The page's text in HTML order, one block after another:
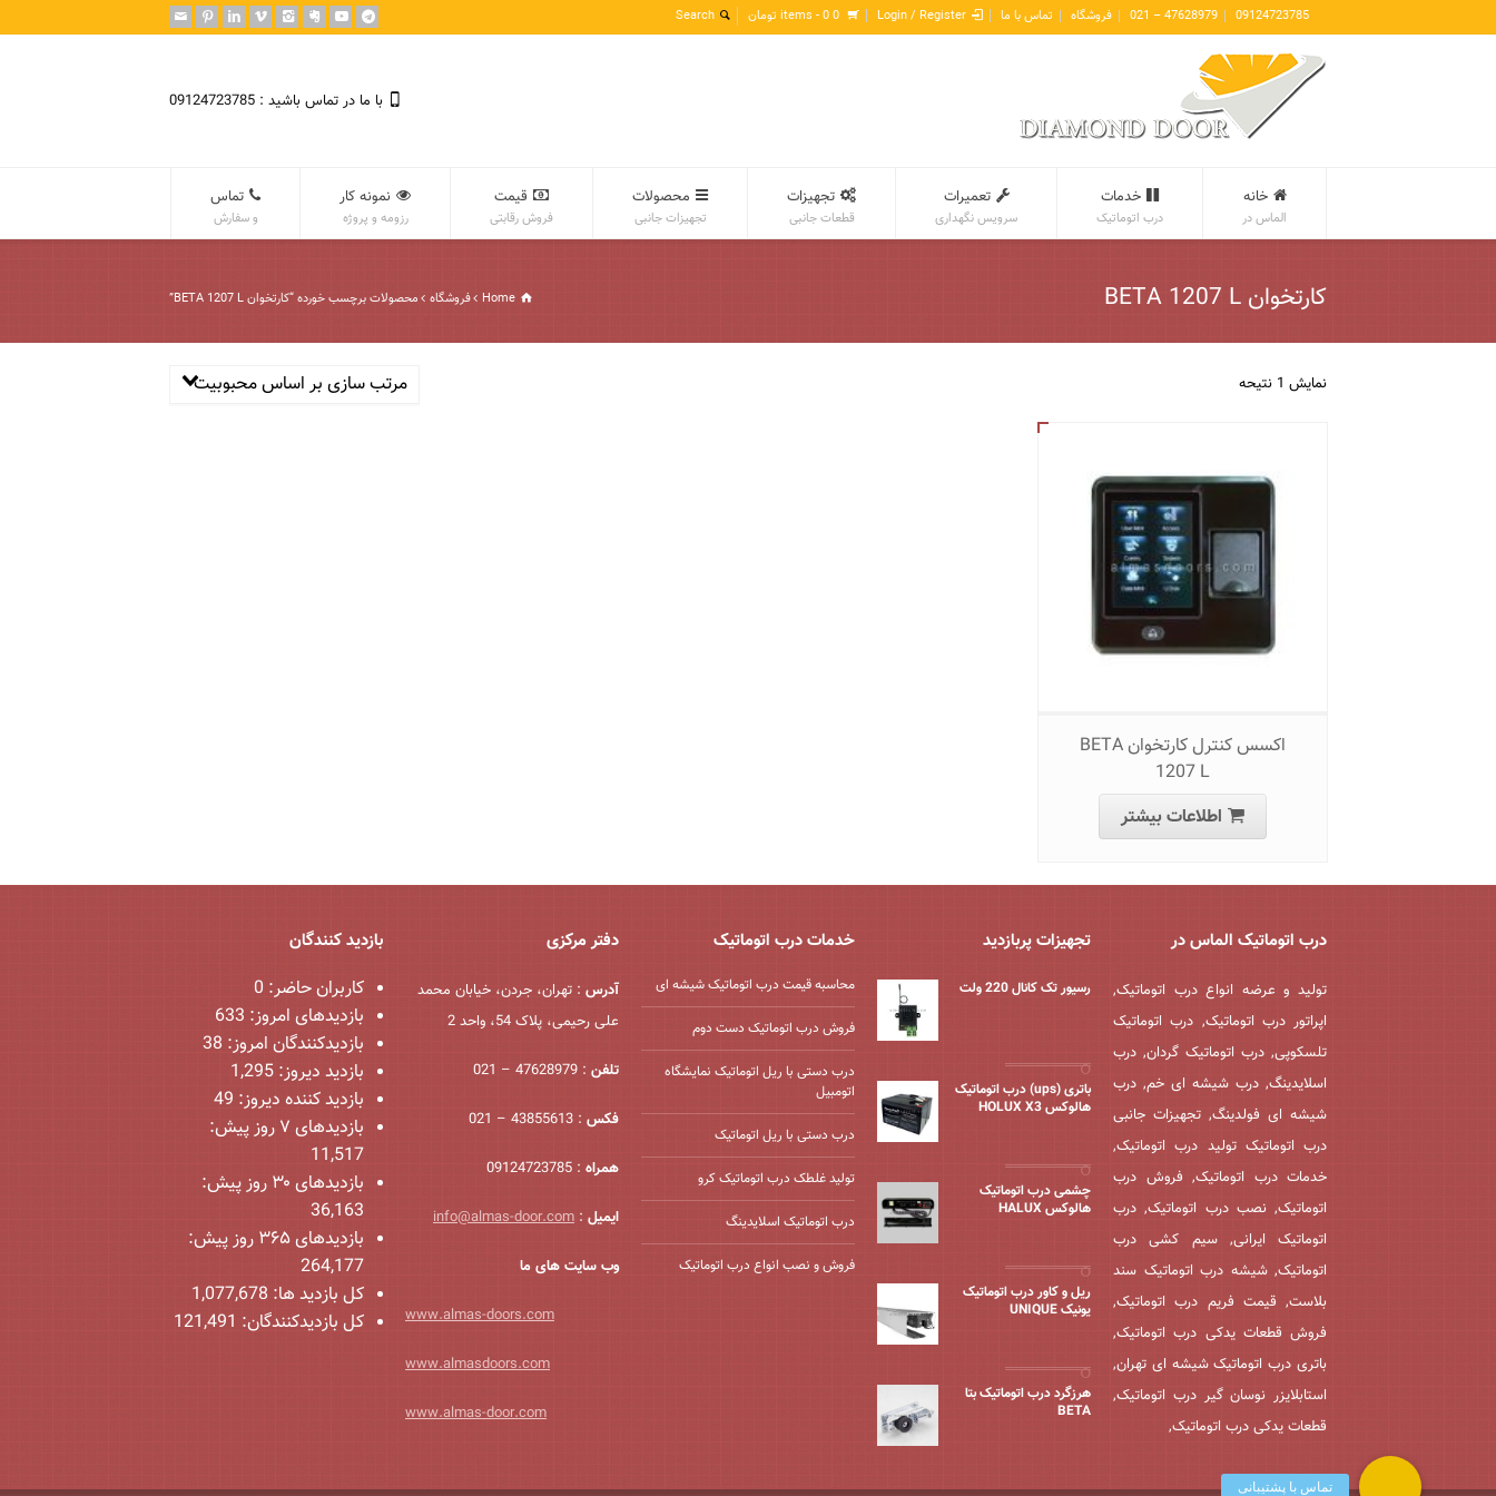
09124723785
47628979 – 021 فروشگاه تماس با ما Login / Register
0 items -
0 تومان
با ما در تماس باشید : 09124723785
خانه
الماس در
خدمات
درب اتوماتیک
تعمیرات
سرویس نگهداری
تجهیزات
قطعات جانبی
محصولات
تجهیزات جانبی
قیمت
فروش رقابتی
نمونه کار
رزومه و پروژه
تماس
و سفارش
کارتخوان BETA 1207 L Home فروشگاه محصولات برچسب خورده “کارتخوان BETA 1207 L”
نمایش 1 نتیحه مرتب سازی بر اساس محبوبیت
اکسس کنترل کارتخوان BETA
1207 L
اطلاعات بیشتر
درب اتوماتیک الماس در
تولید و عرضه انواع درب اتوماتیک,
اپراتور درب اتوماتیک, درب اتوماتیک
تلسکوپی, درب اتوماتیک گردان, درب
اسلایدینگ, درب شیشه ای خم, درب
شیشه ای فولدینگ, تجهیزات جانبی
درب اتوماتیک تولید درب اتوماتیک,
خدمات درب اتوماتیک, فروش درب
اتوماتیک, نصب درب اتوماتیک, درب
اتوماتیک ایرانی, سیم کشی درب
اتوماتیک, شیشه درب اتوماتیک سند
بلاست, قیمت فریم درب اتوماتیک,
فروش قطعات یدکی درب اتوماتیک,
باتری درب اتوماتیک شیشه ای تهران,
استابلایزر نوسان گیر درب اتوماتیک,
قطعات یدکی درب اتوماتیک,
تجهیزات پربازدید
رسیور تک کانال 220 ولت
باتری (ups) درب اتوماتیک
هالوکس HOLUX X3
چشمی درب اتوماتیک
هالوکس HALUX
ریل و کاور درب اتوماتیک
یونیک UNIQUE
هرزگرد درب اتوماتیک بتا
BETA
خدمات درب اتوماتیک
محاسبه قیمت درب اتوماتیک شیشه ‌ای
فروش درب اتوماتیک دست دوم
درب دستی با ریل اتوماتیک نمایشگاه
اتومبیل
درب دستی با ریل اتوماتیک
تولید غلطک درب اتوماتیک کرو
درب اتوماتیک اسلایدینگ
فروش و نصب انواع درب اتوماتیک
دفتر مرکزی
آدرس : تهران، جردن، خیابان محمد
علی رحیمی، پلاک 54، واحد 2
تلفن : 47628979 – 021
فکس : 43855613 – 021
همراه : 09124723785
ایمیل :
info@almas-door.com
وب سایت های ما
www.almas-doors.com
www.almasdoors.com
www.almas-door.com
بازدید کنندگان
کاربران حاضر: 0
بازدیدهای امروز: 633
بازدیدکنندگان امروز: 38
بازدید دیروز: 1,295
بازدید کننده دیروز: 49
بازدیدهای ۷ روز پیش:
11,517
بازدیدهای ۳۰ روز پیش:
36,163
بازدیدهای ۳۶۵ روز پیش:
264,177
کل بازدید ها: 1,077,678
کل بازدیدکنند‌گان: 121,491